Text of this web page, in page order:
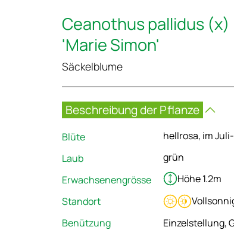
Ceanothus pallidus (x)
'Marie Simon'
Säckelblume
Beschreibung der Pflanze
Blüte
hellrosa, im
Laub
grün
Erwachsenengrösse
Höhe 1.2m
Standort
Benützung
Einzelstellung,